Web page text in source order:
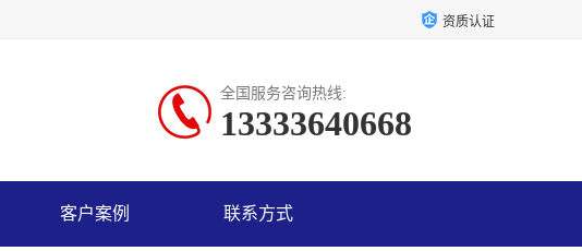
资质认证
全国服务咨询热线:
13333640668
客户案例 联系方式